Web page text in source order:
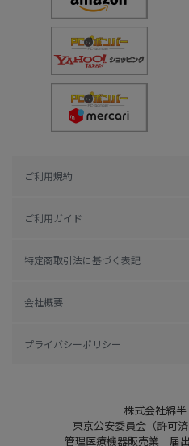
ご利用規約
ご利用ガイド
特定商取引法に基づく表記
会社概要
プライバシーポリシー
株式会社綿
東京公安委員会（許可
管理医療機器販売業 届